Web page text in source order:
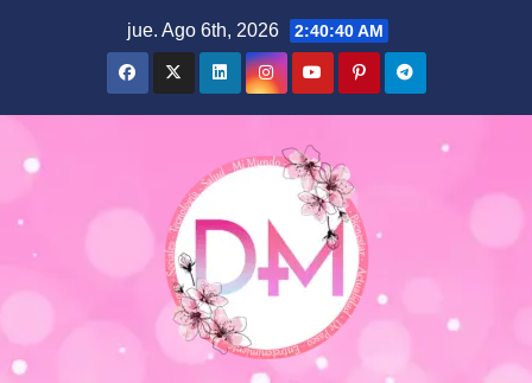
jue. Ago 6th, 2026 2:40:41 AM